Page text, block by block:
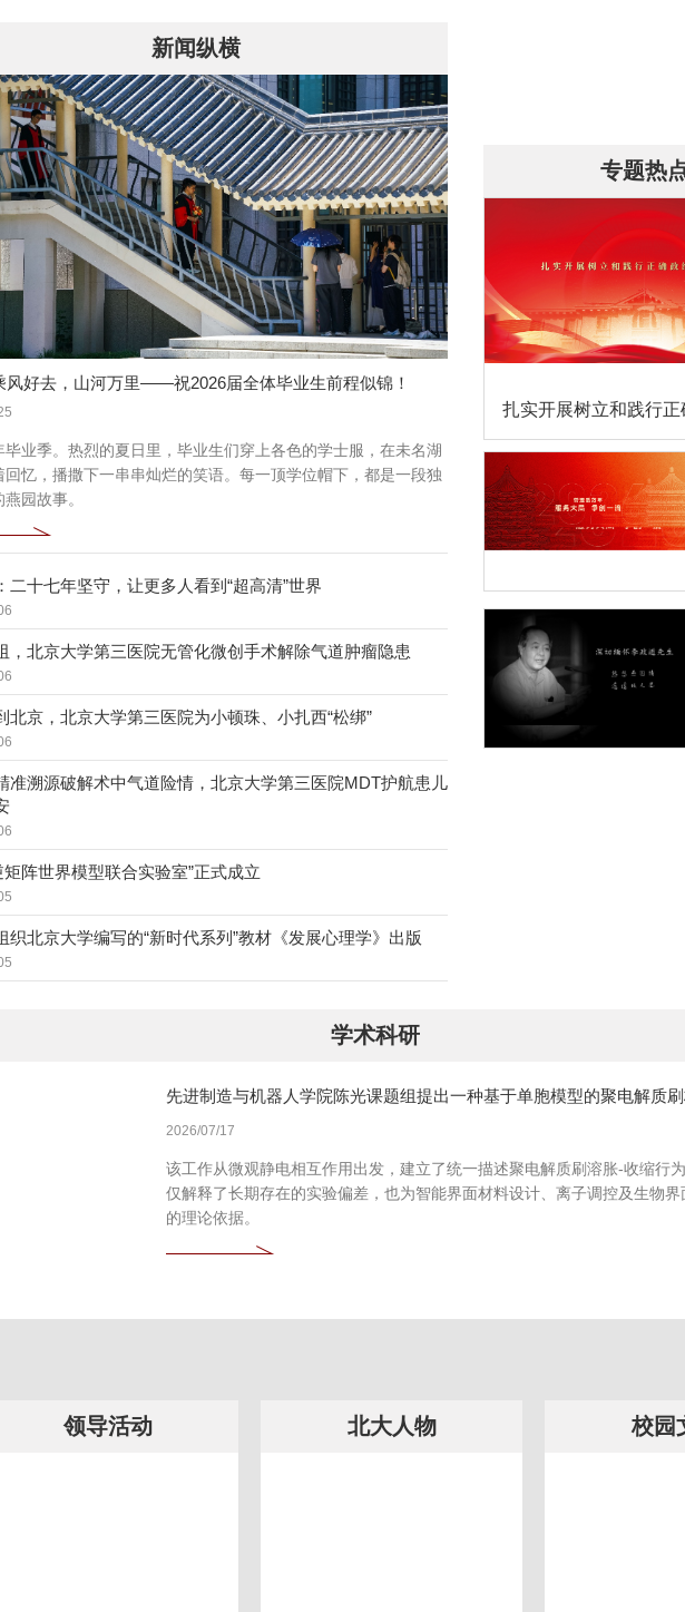
新闻纵横
风好去，山河万里——祝2026届全体毕业生前程似锦！
毕业季。热烈的夏日里，毕业生们穿上各色的学士服，在未名湖
回忆，播撒下一串串灿烂的笑语。每一顶学位帽下，都是一段独
园故事。
二十七年坚守，让更多人看到“超高清”世界
，北京大学第三医院无管化微创手术解除气道肿瘤隐患
北京，北京大学第三医院为小顿珠、小扎西“松绑”
准溯源破解术中气道险情，北京大学第三医院MDT护航患儿
矩阵世界模型联合实验室”正式成立
织北京大学编写的“新时代系列”教材《发展心理学》出版
专题热
扎实开展树立和践行正
学术科研
先进制造与机器人学院陈光课题组提出一种基于单胞模型的聚电解质
2026/07/17
该工作从微观静电相互作用出发，建立了统一描述聚电解质刷溶胀-收缩行
仅解释了长期存在的实验偏差，也为智能界面材料设计、离子调控及生物
的理论依据。
领导活动 北大人物 校园